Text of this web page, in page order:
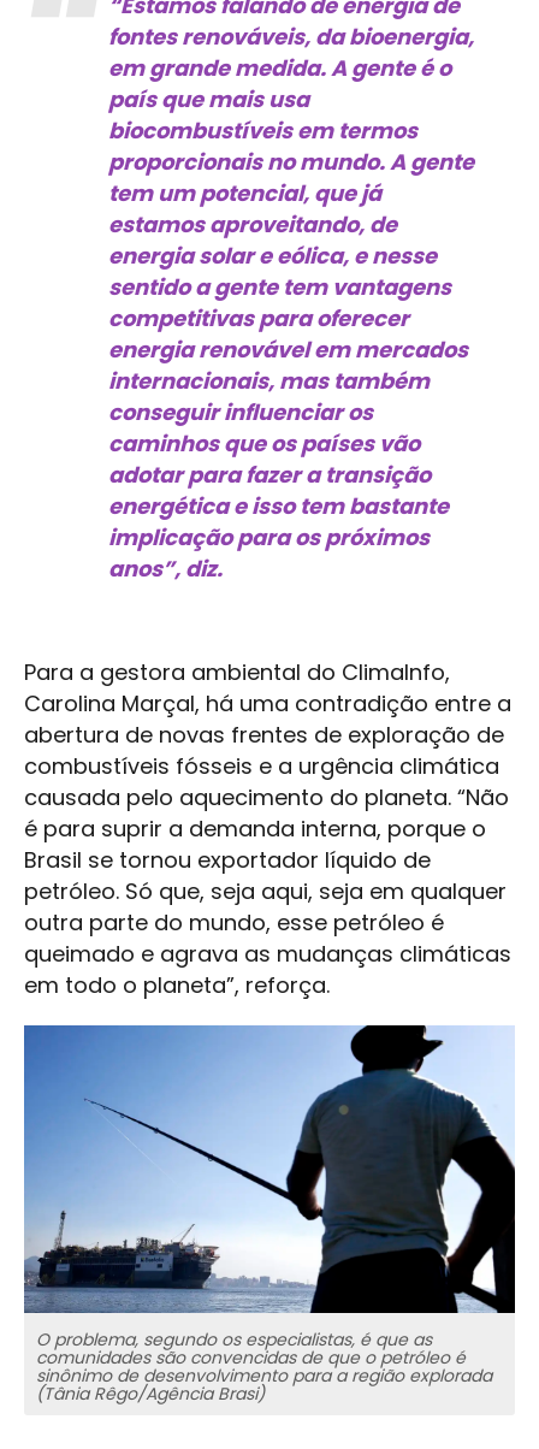
fontes renováveis, da bioenergia,
em grande medida. A gente é o
país que mais usa
biocombustíveis em termos
proporcionais no mundo. A gente
tem um potencial, que já
estamos aproveitando, de
energia solar e eólica, e nesse
sentido a gente tem vantagens
competitivas para oferecer
energia renovável em mercados
internacionais, mas também
conseguir influenciar os
caminhos que os países vão
adotar para fazer a transição
energética e isso tem bastante
implicação para os próximos
anos”, diz.
Para a gestora ambiental do ClimaInfo,
Carolina Marçal, há uma contradição entre a
abertura de novas frentes de exploração de
combustíveis fósseis e a urgência climática
causada pelo aquecimento do planeta. “Não
é para suprir a demanda interna, porque o
Brasil se tornou exportador líquido de
petróleo. Só que, seja aqui, seja em qualquer
outra parte do mundo, esse petróleo é
queimado e agrava as mudanças climáticas
em todo o planeta”, reforça.
O problema, segundo os especialistas, é que as
comunidades são convencidas de que o petróleo é
sinônimo de desenvolvimento para a região explorada
(Tânia Rêgo/Agência Brasi)